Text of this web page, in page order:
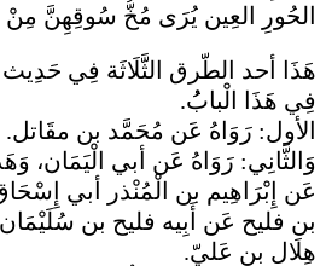
الحُورِ العِين يُرَى مُخُّ سُوقِهِنَّ مِنْ
هَذَا أحد الطّرق الثَّلَاثَة فِي
فِي هَذَا الْبابُُ.
الأول: رَوَاهُ عَن مُحَمَّد بن مقَاتل.
وَالثَّانِي: رَوَاهُ عَن أبي الْيَمَان،
عَن إِبْرَاهِيم بن الْمُنْذر أبي
بن فليح عَن أَبِيه فليح بن
هِلَال بن عَليّ.